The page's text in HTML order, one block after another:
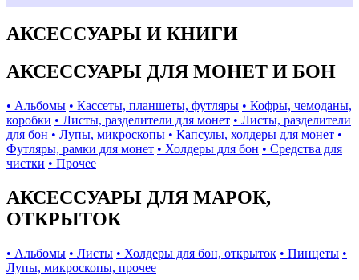
АКСЕССУАРЫ И КНИГИ
АКСЕССУАРЫ ДЛЯ МОНЕТ И БОН
• Альбомы • Кассеты, планшеты, футляры • Кофры, чемоданы,
коробки • Листы, разделители для монет • Листы, разделители
для бон • Лупы, микроскопы • Капсулы, холдеры для монет •
Футляры, рамки для монет • Холдеры для бон • Средства для
чистки • Прочее
АКСЕССУАРЫ ДЛЯ МАРОК,
ОТКРЫТОК
• Альбомы • Листы • Холдеры для бон, открыток • Пинцеты •
Лупы, микроскопы, прочее